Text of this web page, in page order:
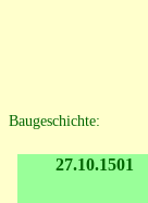
Baugeschichte:
27.10.1501